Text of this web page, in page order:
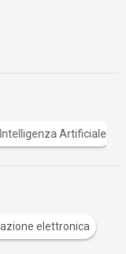
digitale
elettronica